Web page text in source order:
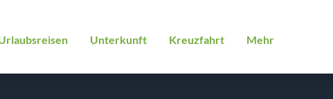
Unterkunft Kreuzfahrt Mehr